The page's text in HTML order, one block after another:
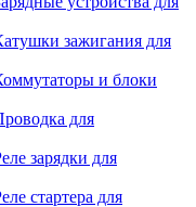
зажигания для
и блоки
для
зарядки для
стартера для